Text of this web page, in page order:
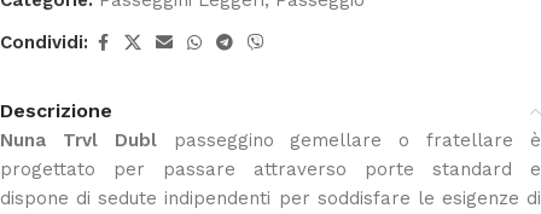
Condividi:
Descrizione
Nuna Trvl Dublpasseggino gemellare o fratellare è
progettato per passare attraverso porte standard e
dispone di sedute indipendenti per soddisfare le esigenze di